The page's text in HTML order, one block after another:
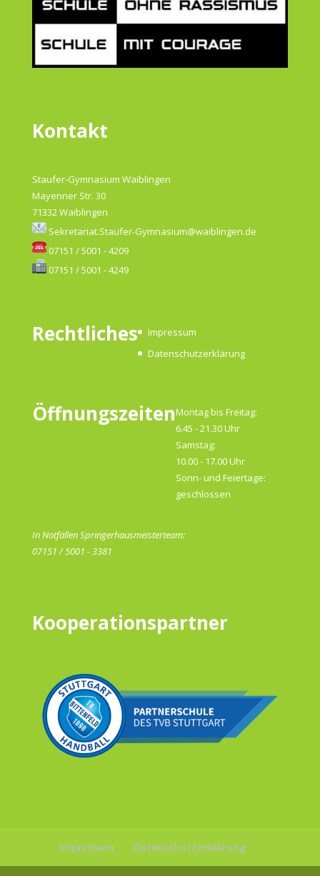
Kontakt
Staufer-Gymnasium Waiblingen
Mayenner Str. 30
71332 Waiblingen
Sekretariat.Staufer-Gymnasium@waiblingen.de
07151 / 5001 - 4209
07151 / 5001 - 4249
Rechtliches
Impressum
Datenschutzerklärung
ÖffnungszeitenMontag bis Freitag:
6.45 - 21.30 Uhr
Samstag:
10.00 - 17.00 Uhr
Sonn- und Feiertage:
geschlossen
In Notfällen Springerhausmeisterteam:
07151 / 5001 - 3381
Kooperationspartner
Impressum Datenschutzerklärung